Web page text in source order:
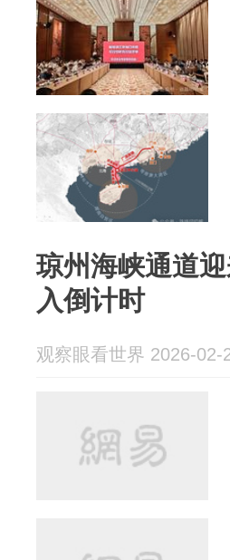
琼州海峡通道
入倒计时
观察眼看世界 2026-02-